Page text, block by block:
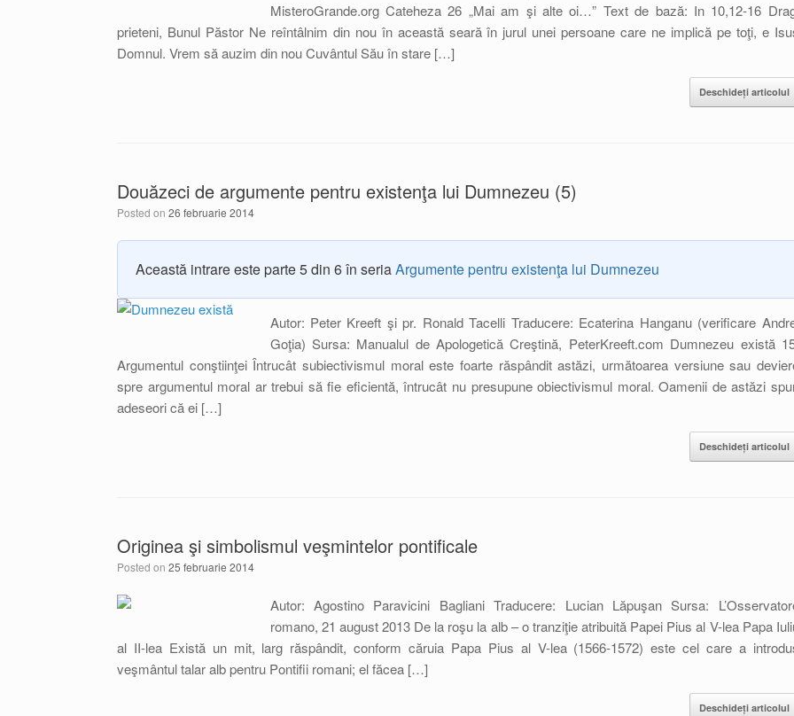
MisteroGrande.org Cateheza 26 „Mai am şi alte oi…” Text de bază: In 10,12-16
prieteni, Bunul Păstor Ne reîntâlnim din nou în această seară în jurul unei persoane care ne implică pe toţi, e
Domnul. Vrem să auzim din nou Cuvântul Său în stare […]
Deschideți articolul
Douăzeci de argumente pentru existenţa lui Dumnezeu (5)
Posted on 26 februarie 2014
Această intrare este parte 5 din 6 în seriaArgumente pentru existenţa lui Dumnezeu
Autor: Peter Kreeft şi pr. Ronald Tacelli Traducere: Ecaterina Hanganu (verificare
Goţia) Sursa: Manualul de Apologetică Creştină, PeterKreeft.com Dumnezeu există
Argumentul conştiinţei Întrucât subiectivismul moral este foarte răspândit astăzi, următoarea versiune sau
spre argumentul moral ar trebui să fie eficientă, întrucât nu presupune obiectivismul moral. Oamenii de astăzi
adeseori că ei […]
Deschideți articolul
Originea şi simbolismul veşmintelor pontificale
Posted on 25 februarie 2014
Autor: Agostino Paravicini Bagliani Traducere: Lucian Lăpuşan Sursa:
romano, 21 august 2013 De la roşu la alb – o tranziţie atribuită Papei Pius al V-lea Papa
al II-lea Există un mit, larg răspândit, conform căruia Papa Pius al V-lea (1566-1572) este cel care a
veşmântul talar alb pentru Pontifii romani; el făcea […]
Deschideți articolul